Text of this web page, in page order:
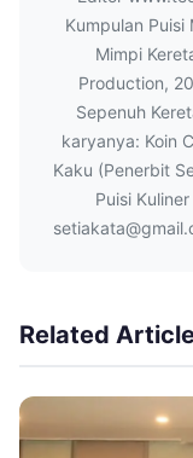
Kumpulan
Mimpi
Production,
Sepenuh
karyanya: Koin
Kaku (Penerbit
Puisi
Related